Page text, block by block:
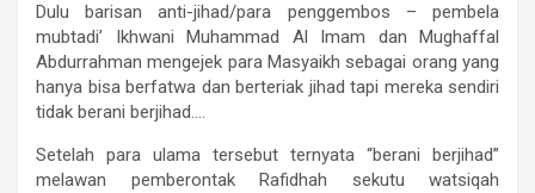
Dulu barisan anti-jihad/para penggembos – pembela
mubtadi’ Ikhwani Muhammad Al Imam dan Mughaffal
Abdurrahman mengejek para Masyaikh sebagai orang yang
hanya bisa berfatwa dan berteriak jihad tapi mereka sendiri
tidak berani berjihad….
Setelah para ulama tersebut ternyata “berani berjihad”
melawan pemberontak Rafidhah sekutu watsiqah